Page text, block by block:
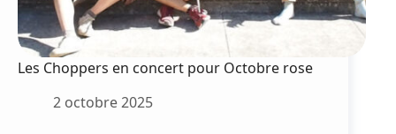
Les Choppers en concert pour Octobre rose
2 octobre 2025